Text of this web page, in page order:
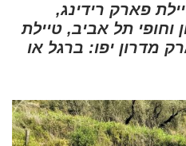
פארק רידינג,
וחופי תל אביב, טיילת
מדרון יפו: ברגל או